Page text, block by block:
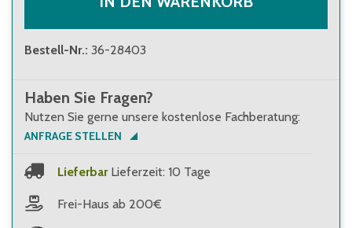
Bestell-Nr.: 36-28403
Haben Sie Fragen?
Nutzen Sie gerne unsere kostenlose Fachberatung:
ANFRAGE STELLEN
Lieferbar Lieferzeit: 10 Tage
Frei-Haus ab 200€